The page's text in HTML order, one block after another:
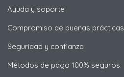
Ayuda y soporte
Compromiso de buenas prácticas
Seguridad y confianza
Métodos de pago 100% seguros